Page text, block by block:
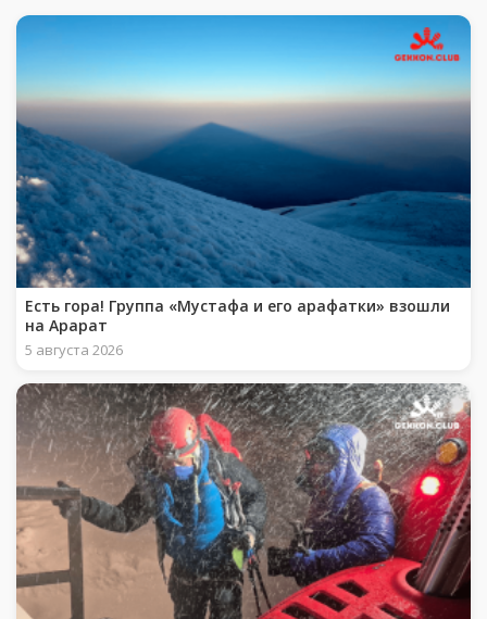
Есть гора! Группа «Мустафа и его арафатки» взошли
на Арарат
5 августа 2026